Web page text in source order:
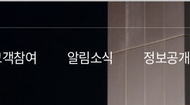
참여 알림소식 정보공개